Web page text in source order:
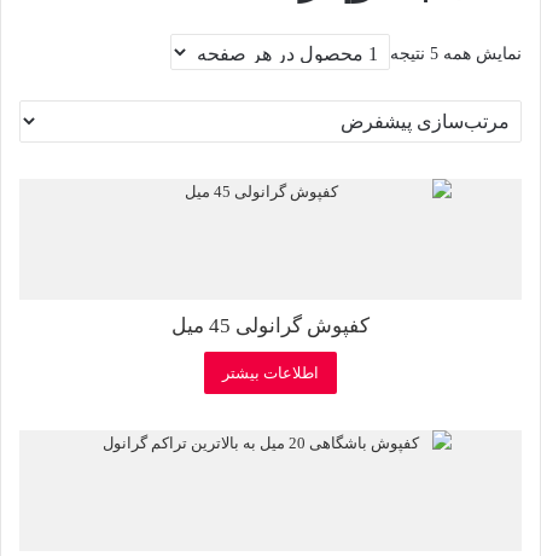
نمایش همه 5 نتیجه
کفپوش گرانولی 45 میل
اطلاعات بیشتر